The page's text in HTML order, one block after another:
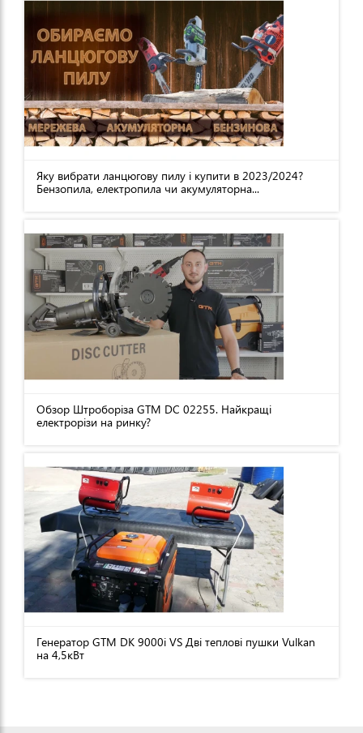
Яку вибрати ланцюгову пилу і купити в 2023/2024?
Бензопила, електропила чи акумуляторна...
Обзор Штроборіза GTM DC 02255. Найкращі
електрорізи на ринку?
Генератор GTM DK 9000i VS Дві теплові пушки Vulkan
на 4,5кВт